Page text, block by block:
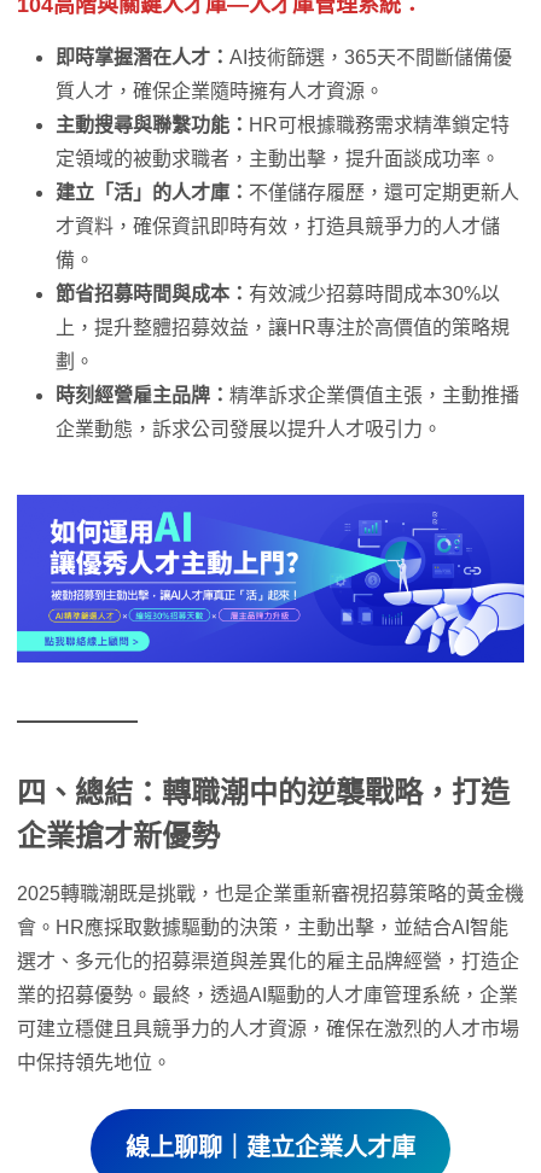
104高階與關鍵人才庫—人才庫管理系統：
即時掌握潛在人才： AI技術篩選，365天不間斷儲備優
質人才，確保企業隨時擁有人才資源。
主動搜尋與聯繫功能： HR可根據職務需求精準鎖定特
定領域的被動求職者，主動出擊，提升面談成功率。
建立「活」的人才庫： 不僅儲存履歷，還可定期更新人
才資料，確保資訊即時有效，打造具競爭力的人才儲
備。
節省招募時間與成本： 有效減少招募時間成本30%以
上，提升整體招募效益，讓HR專注於高價值的策略規
劃。
時刻經營雇主品牌： 精準訴求企業價值主張，主動推播
企業動態，訴求公司發展以提升人才吸引力。
四、總結：轉職潮中的逆襲戰略，打造
企業搶才新優勢
2025轉職潮既是挑戰，也是企業重新審視招募策略的黃金機
會。HR應採取數據驅動的決策，主動出擊，並結合AI智能
選才、多元化的招募渠道與差異化的雇主品牌經營，打造企
業的招募優勢。最終，透過AI驅動的人才庫管理系統，企業
可建立穩健且具競爭力的人才資源，確保在激烈的人才市場
中保持領先地位。
線上聊聊｜建立企業人才庫